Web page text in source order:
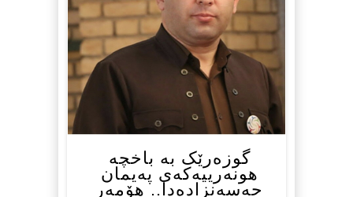
گوزەرێک بە باخچە
هونەرییەکەی پەیمان
حەسەنزادەدا.. هۆمەر